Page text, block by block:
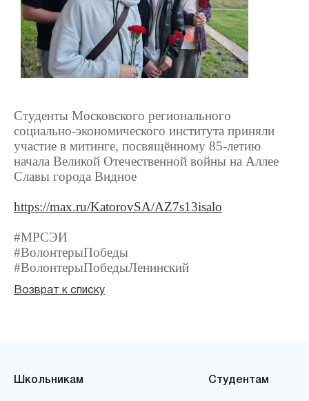
Студенты Московского регионального
социально-экономического института приняли
участие в митинге, посвящённому 85-летию
начала Великой Отечественной войны на Аллее
Славы города Видное
https://max.ru/KatorovSA/AZ7s13isalo
#МРСЭИ
#ВолонтерыПобеды
#ВолонтерыПобедыЛенинский
Возврат к списку
Школьникам Студентам